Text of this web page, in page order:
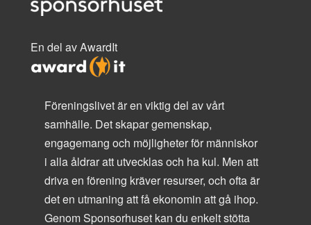
En del av AwardIt
Föreningslivet är en viktig del av vårt
samhälle. Det skapar gemenskap,
engagemang och möjligheter för människor
i alla åldrar att utvecklas och ha kul. Men att
driva en förening kräver resurser, och ofta är
det en utmaning att få ekonomin att gå ihop.
Genom Sponsorhuset kan du enkelt stötta